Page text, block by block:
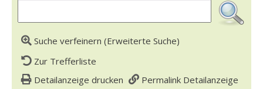
Suche verfeinern (Erweiterte Suche)
Zur Trefferliste
Detailanzeige drucken
Permalink Detailanzeige